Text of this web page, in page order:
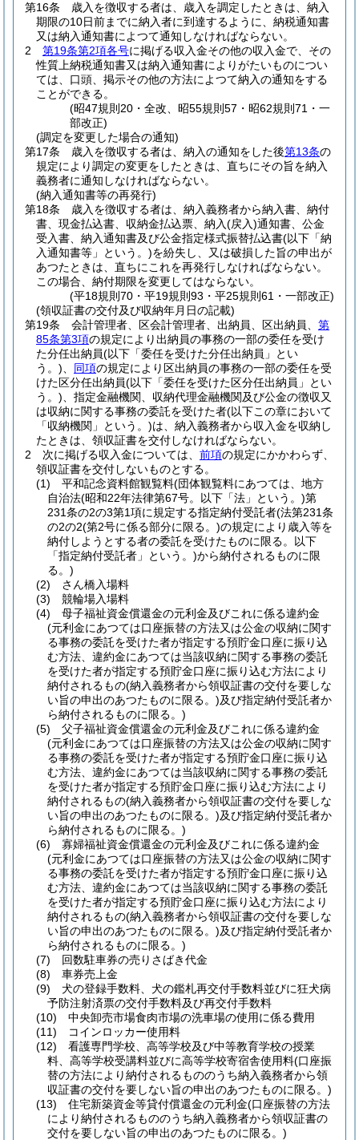
第16条
歳入を徴収する者は、歳入を調定したときは、納入
期限の10日前までに納入者に到達するように、納税通知書
又は納入通知書によつて通知しなければならない。
2
第19条第2項各号に掲げる収入金その他の収入金で、その
性質上納税通知書又は納入通知書によりがたいものについ
ては、口頭、掲示その他の方法によつて納入の通知をする
ことができる。
(昭47規則20・全改、昭55規則57・昭62規則71・一
部改正)
(調定を変更した場合の通知)
第17条
歳入を徴収する者は、納入の通知をした後第13条の
規定により調定の変更をしたときは、直ちにその旨を納入
義務者に通知しなければならない。
(納入通知書等の再発行)
第18条
歳入を徴収する者は、納入義務者から納入書、納付
書、現金払込書、収納金払込票、納入(戻入)通知書、公金
受入書、納入通知書及び公金指定様式振替払込書(以下「納
入通知書等」という。)を紛失し、又は破損した旨の申出が
あつたときは、直ちにこれを再発行しなければならない。
この場合、納付期限を変更してはならない。
(平18規則70・平19規則93・平25規則61・一部改正)
(領収証書の交付及び収納年月日の記載)
第19条
会計管理者、区会計管理者、出納員、区出納員、 第
85条第3項の規定により出納員の事務の一部の委任を受け
た分任出納員(以下「委任を受けた分任出納員」とい
う。)
同項の規定により区出納員の事務の一部の委任を受
けた区分任出納員(以下「委任を受けた区分任出納員」とい
う。) 、指定金融機関、収納代理金融機関及び公金の徴収又
は収納に関する事務の委託を受けた者(以下この章において
「収納機関」という。)は、納入義務者から収入金を収納し
たときは、領収証書を交付しなければならない。
2
次に掲げる収入金については、 前項の規定にかかわらず、
領収証書を交付しないものとする。
(1)
平和記念資料館観覧料(団体観覧料にあつては、地方
自治法(昭和22年法律第67号。以下「法」という。)第
231条の2の3第1項に規定する指定納付受託者(法第231条
の2の2(第2号に係る部分に限る。)の規定により歳入等を
納付しようとする者の委託を受けたものに限る。以下
「指定納付受託者」という。)から納付されるものに限
る。)
(2)
さん橋入場料
(3)
競輪場入場料
(4)
母子福祉資金償還金の元利金及びこれに係る違約金
(元利金にあつては口座振替の方法又は公金の収納に関す
る事務の委託を受けた者が指定する預貯金口座に振り込
む方法、違約金にあつては当該収納に関する事務の委託
を受けた者が指定する預貯金口座に振り込む方法により
納付されるもの(納入義務者から領収証書の交付を要しな
い旨の申出のあつたものに限る。)及び指定納付受託者か
ら納付されるものに限る。)
(5)
父子福祉資金償還金の元利金及びこれに係る違約金
(元利金にあつては口座振替の方法又は公金の収納に関す
る事務の委託を受けた者が指定する預貯金口座に振り込
む方法、違約金にあつては当該収納に関する事務の委託
を受けた者が指定する預貯金口座に振り込む方法により
納付されるもの(納入義務者から領収証書の交付を要しな
い旨の申出のあつたものに限る。)及び指定納付受託者か
ら納付されるものに限る。)
(6)
寡婦福祉資金償還金の元利金及びこれに係る違約金
(元利金にあつては口座振替の方法又は公金の収納に関す
る事務の委託を受けた者が指定する預貯金口座に振り込
む方法、違約金にあつては当該収納に関する事務の委託
を受けた者が指定する預貯金口座に振り込む方法により
納付されるもの(納入義務者から領収証書の交付を要しな
い旨の申出のあつたものに限る。)及び指定納付受託者か
ら納付されるものに限る。)
(7)
回数駐車券の売りさばき代金
(8)
車券売上金
(9)
犬の登録手数料、犬の鑑札再交付手数料並びに狂犬病
予防注射済票の交付手数料及び再交付手数料
(10)
中央卸売市場食肉市場の洗車場の使用に係る費用
(11)
コインロッカー使用料
(12)
看護専門学校、高等学校及び中等教育学校の授業
料、高等学校受講料並びに高等学校寄宿舎使用料(口座振
替の方法により納付されるもののうち納入義務者から領
収証書の交付を要しない旨の申出のあつたものに限る。)
(13)
住宅新築資金等貸付償還金の元利金(口座振替の方法
により納付されるもののうち納入義務者から領収証書の
交付を要しない旨の申出のあつたものに限る。)